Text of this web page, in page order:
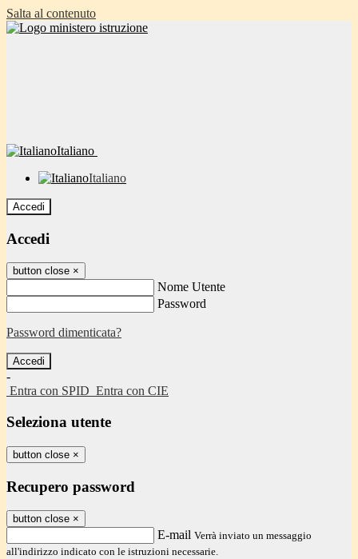
Salta al contenuto
Italiano
Italiano
Accedi
Accedi
button close ×
Nome Utente
Password
Password dimenticata?
-
Entra con SPID Entra con CIE
Seleziona utente
button close ×
Recupero password
button close ×
E-mail Verrà inviato un messaggio
all'indirizzo indicato con le istruzioni necessarie.